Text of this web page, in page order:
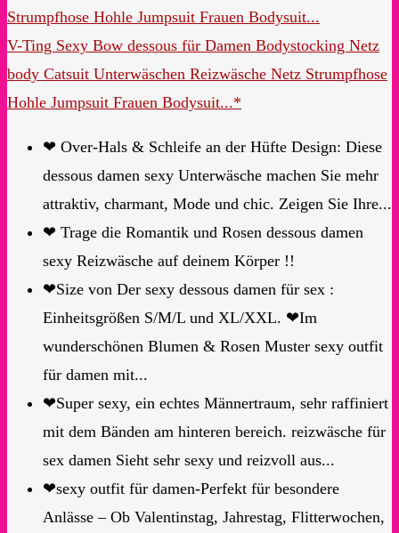
V-Ting Sexy Bow dessous für Damen Bodystocking Netz
body Catsuit Unterwäschen Reizwäsche Netz Strumpfhose
Hohle Jumpsuit Frauen Bodysuit...*
❤ Over-Hals & Schleife an der Hüfte Design: Diese
dessous damen sexy Unterwäsche machen Sie mehr
attraktiv, charmant, Mode und chic. Zeigen Sie Ihre...
❤ Trage die Romantik und Rosen dessous damen
sexy Reizwäsche auf deinem Körper !!
❤Size von Der sexy dessous damen für sex :
Einheitsgrößen S/M/L und XL/XXL. ❤Im
wunderschönen Blumen & Rosen Muster sexy outfit
für damen mit...
❤Super sexy, ein echtes Männertraum, sehr raffiniert
mit dem Bänden am hinteren bereich. reizwäsche für
sex damen Sieht sehr sexy und reizvoll aus...
❤sexy outfit für damen-Perfekt für besondere
Anlässe – Ob Valentinstag, Jahrestag, Flitterwochen,